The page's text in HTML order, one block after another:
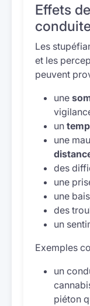
Effets
Les
et les
peuvent
une
un
une
des
une
une
des
un
Exemples
un
piéton